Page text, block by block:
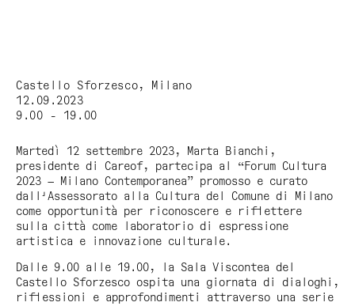
Castello Sforzesco, Milano
12.09.2023
9.00 - 19.00
Martedì 12 settembre 2023, Marta Bianchi,
presidente di Careof, partecipa al “Forum Cultura
2023 — Milano Contemporanea” promosso e curato
dall'Assessorato alla Cultura del Comune di Milano
come opportunità per riconoscere e riflettere
sulla città come laboratorio di espressione
artistica e innovazione culturale.
Dalle 9.00 alle 19.00, la Sala Viscontea del
Castello Sforzesco ospita una giornata di dialoghi,
riflessioni e approfondimenti attraverso una serie